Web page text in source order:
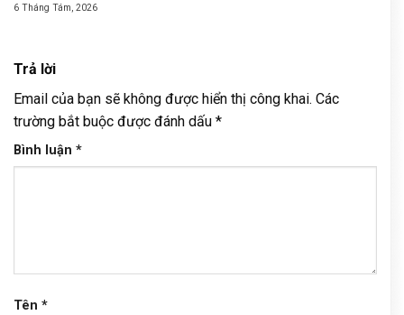
6 Tháng Tám, 2026
Trả lời
Email của bạn sẽ không được hiển thị công khai. Các
trường bắt buộc được đánh dấu *
Bình luận *
Tên *